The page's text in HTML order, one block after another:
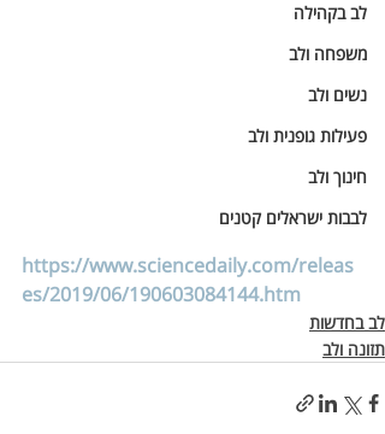
לב בקהילה
משפחה ולב
נשים ולב
פעילות גופנית ולב
חינוך ולב
לבבות ישראלים קטנים
https://www.sciencedaily.com/releas
es/2019/06/190603084144.htm
לב בחדשות
תזונה ולב